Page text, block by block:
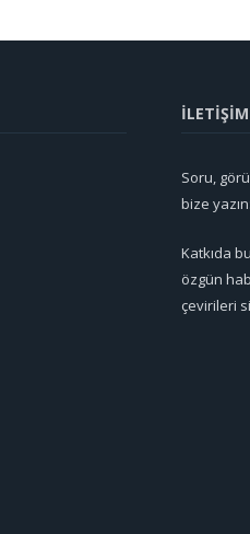
İLETİŞİM
Soru,
bize yazın:
Katkıda
özgün
çevirileri